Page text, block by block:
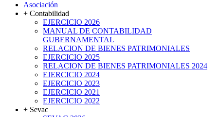
Asociación
+ Contabilidad
EJERCICIO 2026
MANUAL DE CONTABILIDAD
GUBERNAMENTAL
RELACION DE BIENES PATRIMONIALES
EJERCICIO 2025
RELACION DE BIENES PATRIMONIALES 2024
EJERCICIO 2024
EJERCICIO 2023
EJERCICIO 2021
EJERCICIO 2022
+ Sevac